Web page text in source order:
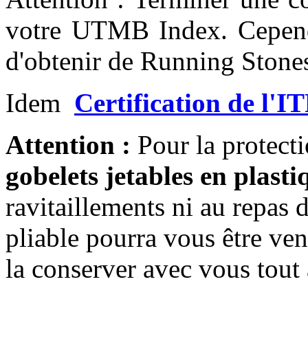
votre UTMB Index.
d'obtenir de Running
Idem Certification de
Attention : Pour la
gobelets jetables en
ravitaillements ni au repas
pliable pourra vous être
la conserver avec vous